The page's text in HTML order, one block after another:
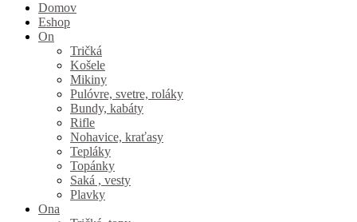
Domov
Eshop
On
Tričká
Košele
Mikiny
Pulóvre, svetre, roláky
Bundy, kabáty
Rifle
Nohavice, kraťasy
Tepláky
Topánky
Saká , vesty
Plavky
Ona